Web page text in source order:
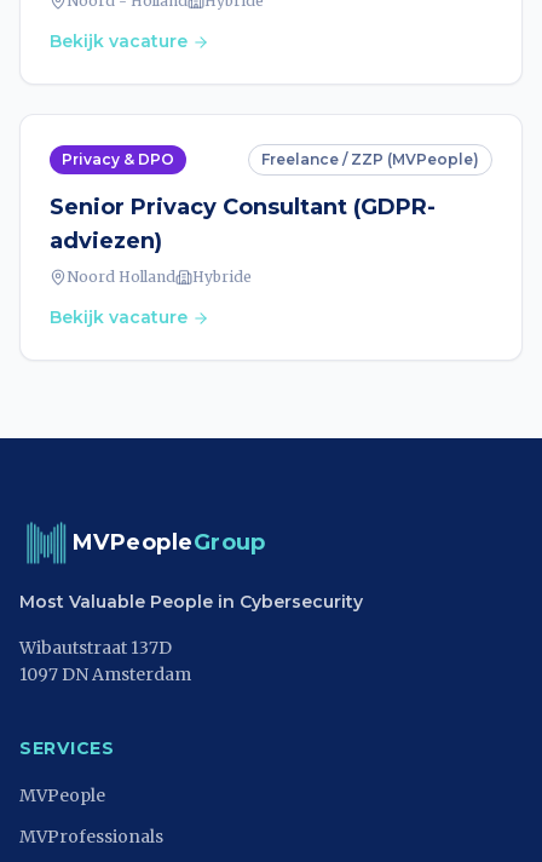
Bekijk vacature
Privacy & DPO Freelance / ZZP (MVPeople)
Senior Privacy Consultant (GDPR-
adviezen)
Noord Holland Hybride
Bekijk vacature
MVPeopleGroup
Most Valuable People in Cybersecurity
Wibautstraat 137D
1097 DN Amsterdam
SERVICES
MVPeople
MVProfessionals